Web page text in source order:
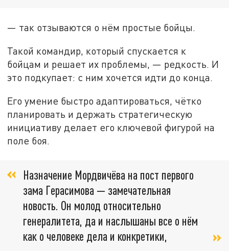
— так отзываются о нём простые бойцы.
Такой командир, который спускается к
бойцам и решает их проблемы, — редкость. И
это подкупает: с ним хочется идти до конца.
Его умение быстро адаптироваться, чётко
планировать и держать стратегическую
инициативу делает его ключевой фигурой на
поле боя.
Назначение Мордвичёва на пост первого
зама Герасимова — замечательная
новость. Он молод относительно
генералитета, да и наслышаны все о нём
как о человеке дела и конкретики,